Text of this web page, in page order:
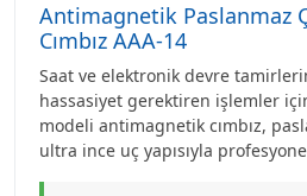
Antimagnetik Paslanmaz
Cımbız AAA-14
Saat ve elektronik devre
hassasiyet gerektiren işlemler
modeli antimagnetik cımbız,
ultra ince uç yapısıyla